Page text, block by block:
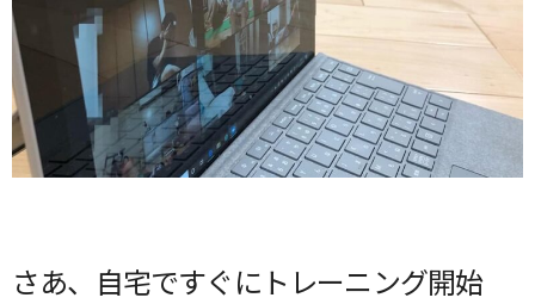
さあ、自宅ですぐにトレーニング開始